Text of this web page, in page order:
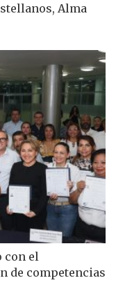
Alma
con el
de competencias